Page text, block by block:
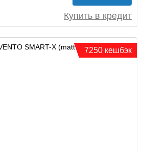
Купить в кредит
7250 кешбэк